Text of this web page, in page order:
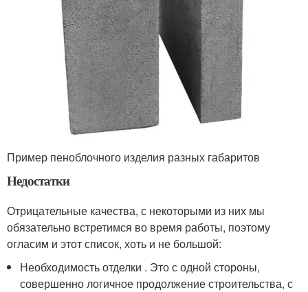
Пример пеноблочного изделия разных габаритов
Недостатки
Отрицательные качества, с некоторыми из них мы
обязательно встретимся во время работы, поэтому
огласим и этот список, хоть и не большой:
Необходимость отделки . Это с одной стороны,
совершенно логичное продолжение строительства, с